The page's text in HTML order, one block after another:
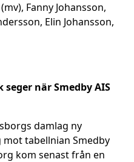
Fanny Johansson,
Elin Johansson,
när Smedby AIS
damlag ny
tabellnian Smedby
kom senast från en